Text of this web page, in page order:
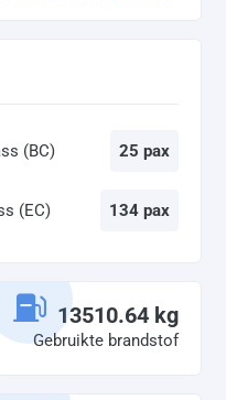
(BC) 25 pax
(EC) 134 pax
13510.64 kg
Gebruikte brandstof